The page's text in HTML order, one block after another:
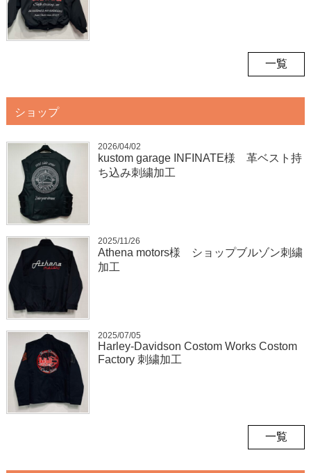
一覧
ショップ
2026/04/02
kustom garage INFINATE様 革ベスト持
ち込み刺繍加工
2025/11/26
Athena motors様 ショップブルゾン刺繍
加工
2025/07/05
Harley-Davidson Costom Works Costom
Factory 刺繍加工
一覧